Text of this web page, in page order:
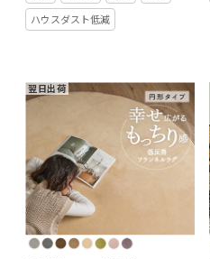
ハウスダスト低減
翌日出荷